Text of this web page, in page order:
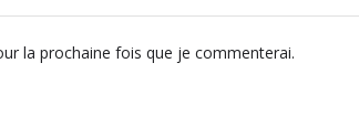
la prochaine fois que je commenterai.